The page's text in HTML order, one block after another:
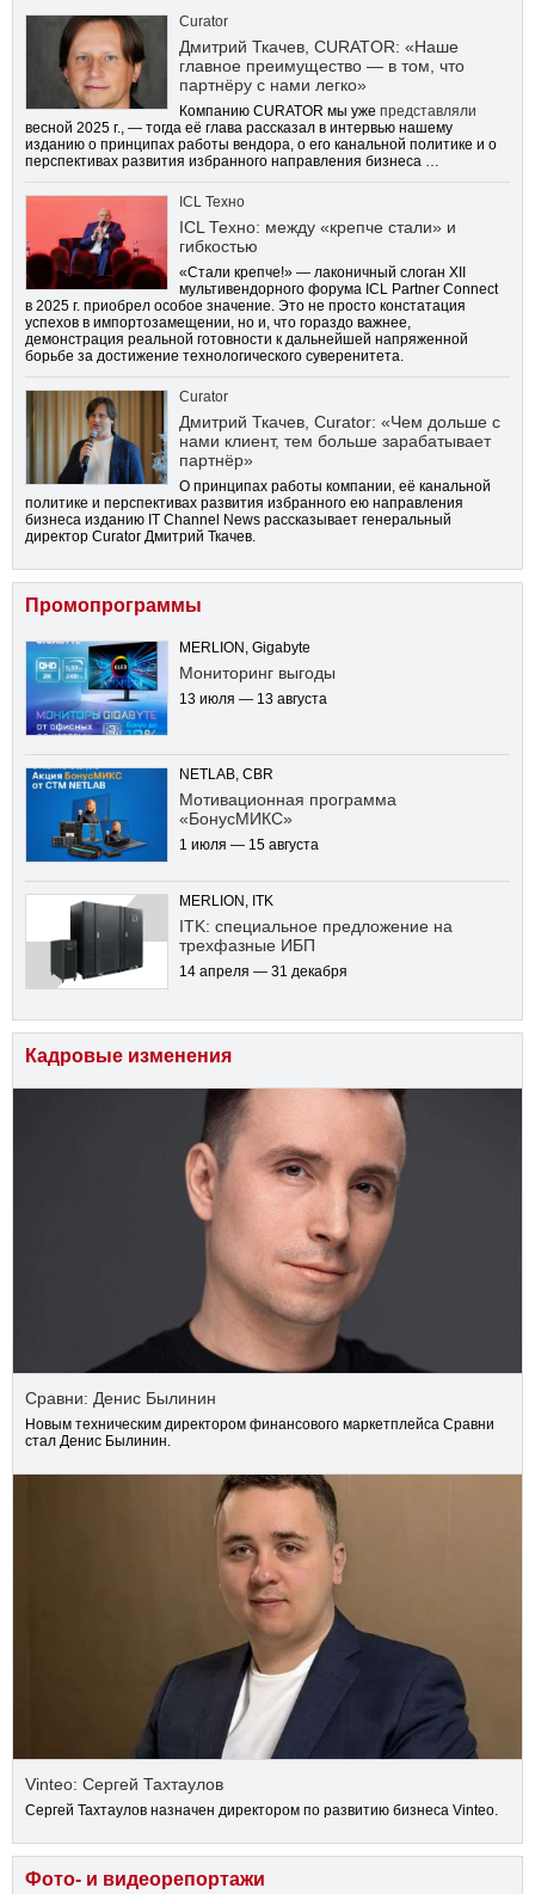
Curator
Дмитрий Ткачев, CURATOR: «Наше
главное преимущество — в том, что
партнёру с нами легко»
Компанию CURATOR мы уже представляли
весной 2025 г., — тогда её глава рассказал в интервью нашему
изданию о принципах работы вендора, о его канальной политике и о
перспективах развития избранного направления бизнеса …
ICL Техно
ICL Техно: между «крепче стали» и
гибкостью
«Стали крепче!» — лаконичный слоган XII
мультивендорного форума ICL Partner Connect
в 2025 г. приобрел особое значение. Это не просто констатация
успехов в импортозамещении, но и, что гораздо важнее,
демонстрация реальной готовности к дальнейшей напряженной
борьбе за достижение технологического суверенитета.
Curator
Дмитрий Ткачев, Curator: «Чем дольше с
нами клиент, тем больше зарабатывает
партнёр»
О принципах работы компании, её канальной
политике и перспективах развития избранного ею направления
бизнеса изданию IT Channel News рассказывает генеральный
директор Curator Дмитрий Ткачев.
Промопрограммы
MERLION, Gigabyte
Мониторинг выгоды
13 июля — 13 августа
NETLAB, CBR
Мотивационная программа
«БонусМИКС»
1 июля — 15 августа
MERLION, ITK
ITK: специальное предложение на
трехфазные ИБП
14 апреля — 31 декабря
Кадровые изменения
Сравни: Денис Былинин
Новым техническим директором финансового маркетплейса Сравни
стал Денис Былинин.
Vinteo: Сергей Тахтаулов
Сергей Тахтаулов назначен директором по развитию бизнеса Vinteo.
Фото- и видеорепортажи